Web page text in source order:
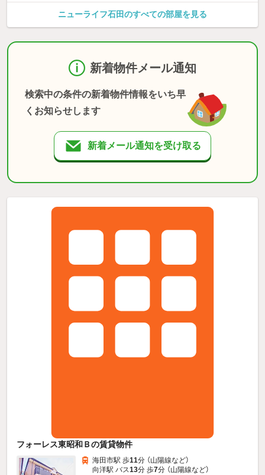
ニューライフ石田のすべての部屋を見る
新着物件メール通知
検索中の条件の新着物件情報をいち早
くお知らせします
新着メール通知を受け取る
フォーレス東昭和Ｂの賃貸物件
海田市駅 歩11分 （山陽線など）
向洋駅 バス13分 歩7分 （山陽線など）